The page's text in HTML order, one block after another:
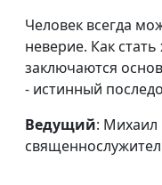
Обретение Бога в
страданиях
Богом
Человек всегда
неверие. Как
заключаются
- истинный
Ведущий: Михаил